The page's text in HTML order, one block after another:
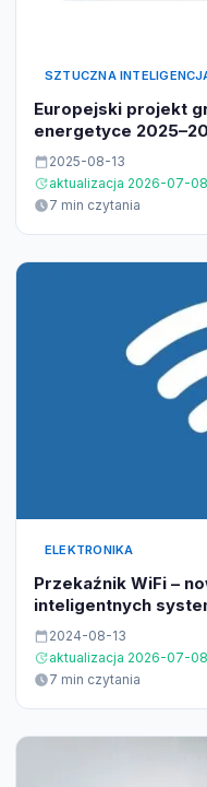
SZTUCZNA
Europejski projekt
energetyce
2025-08-13
aktualizacja 2026-07-08
7 min czytania
ELEKTRONIKA
Przekaźnik WiFi –
inteligentnych
2024-08-13
aktualizacja 2026-07-08
7 min czytania